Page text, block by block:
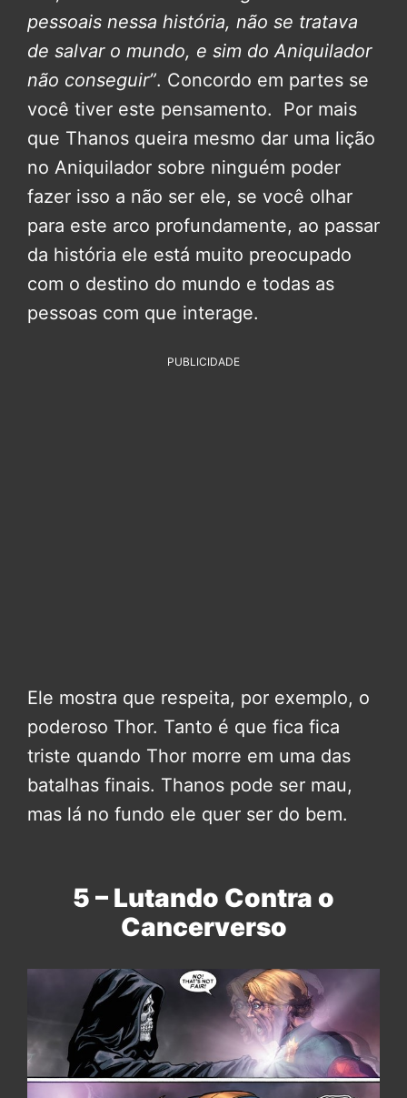
pessoais nessa história, não se tratava
de salvar o mundo, e sim do Aniquilador
não conseguir”. Concordo em partes se
você tiver este pensamento. Por mais
que Thanos queira mesmo dar uma lição
no Aniquilador sobre ninguém poder
fazer isso a não ser ele, se você olhar
para este arco profundamente, ao passar
da história ele está muito preocupado
com o destino do mundo e todas as
pessoas com que interage.
PUBLICIDADE
Ele mostra que respeita, por exemplo, o
poderoso Thor. Tanto é que fica fica
triste quando Thor morre em uma das
batalhas finais. Thanos pode ser mau,
mas lá no fundo ele quer ser do bem.
5 – Lutando Contra o
Cancerverso